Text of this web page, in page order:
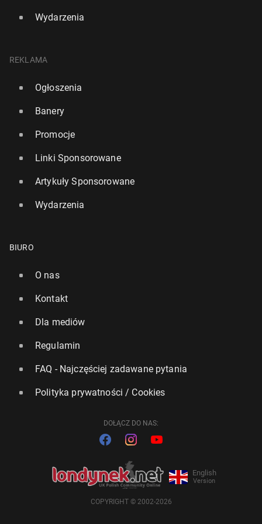
Wydarzenia
REKLAMA
Ogłoszenia
Banery
Promocje
Linki Sponsorowane
Artykuły Sponsorowane
Wydarzenia
BIURO
O nas
Kontakt
Dla mediów
Regulamin
FAQ - Najczęściej zadawane pytania
Polityka prywatności / Cookies
DOŁĄCZ DO NAS:
English
Version
COPYRIGHT © 2002-2026